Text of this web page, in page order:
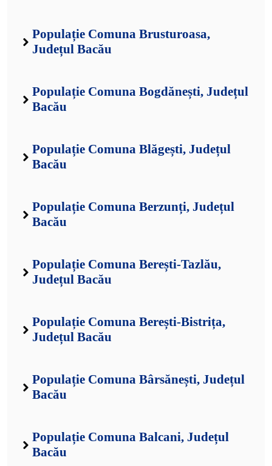
Populație Comuna Brusturoasa,
Județul Bacău
Populație Comuna Bogdănești, Județul
Bacău
Populație Comuna Blăgești, Județul
Bacău
Populație Comuna Berzunți, Județul
Bacău
Populație Comuna Berești-Tazlău,
Județul Bacău
Populație Comuna Berești-Bistrița,
Județul Bacău
Populație Comuna Bârsănești, Județul
Bacău
Populație Comuna Balcani, Județul
Bacău